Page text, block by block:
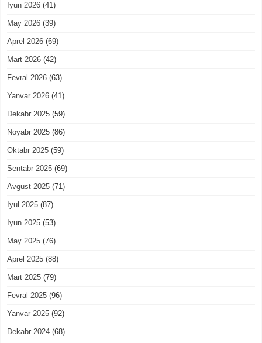
Iyun 2026 (41)
May 2026 (39)
Aprel 2026 (69)
Mart 2026 (42)
Fevral 2026 (63)
Yanvar 2026 (41)
Dekabr 2025 (59)
Noyabr 2025 (86)
Oktabr 2025 (59)
Sentabr 2025 (69)
Avgust 2025 (71)
Iyul 2025 (87)
Iyun 2025 (53)
May 2025 (76)
Aprel 2025 (88)
Mart 2025 (79)
Fevral 2025 (96)
Yanvar 2025 (92)
Dekabr 2024 (68)